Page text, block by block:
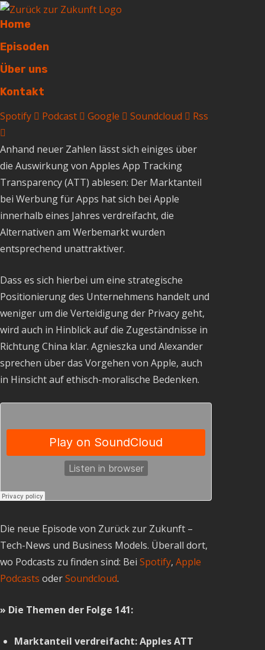
Home
Episoden
Über uns
Kontakt
Spotify
Podcast Google Soundcloud Rss
Anhand neuer Zahlen lässt sich einiges über
die Auswirkung von Apples App Tracking
Transparency (ATT) ablesen: Der Marktanteil
bei Werbung für Apps hat sich bei Apple
innerhalb eines Jahres verdreifacht, die
Alternativen am Werbemarkt wurden
entsprechend unattraktiver.
Dass es sich hierbei um eine strategische
Positionierung des Unternehmens handelt und
weniger um die Verteidigung der Privacy geht,
wird auch in Hinblick auf die Zugeständnisse in
Richtung China klar. Agnieszka und Alexander
sprechen über das Vorgehen von Apple, auch
in Hinsicht auf ethisch-moralische Bedenken.
Die neue Episode von Zurück zur Zukunft –
Tech-News und Business Models. Überall dort,
wo Podcasts zu finden sind: Bei Spotify, Apple
Podcasts oderSoundcloud.
» Die Themen der Folge 141:
Marktanteil verdreifacht: Apples ATT